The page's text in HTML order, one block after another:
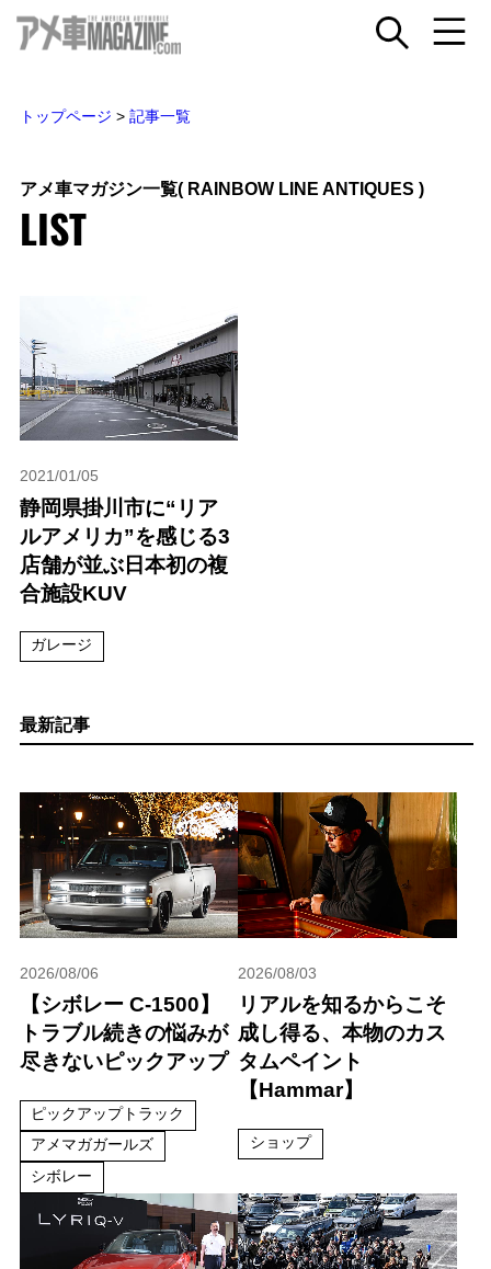
トップページ > 記事一覧
アメ車マガジン一覧( RAINBOW LINE ANTIQUES )
LIST
2021/01/05
静岡県掛川市に“リア
ルアメリカ”を感じる3
店舗が並ぶ日本初の複
合施設KUV
ガレージ
最新記事
2026/08/06
【シボレー C-1500】
トラブル続きの悩みが
尽きないピックアップ
ピックアップトラック
アメマガガールズ
シボレー
2026/08/03
リアルを知るからこそ
成し得る、本物のカス
タムペイント
【Hammar】
ショップ